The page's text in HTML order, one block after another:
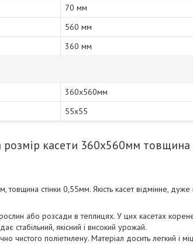
70 мм
560 мм
360 мм
360х560мм
55х55
касети 360х560мм товщина
стінки 0,55мм. Якість касет відмінне, дуже
або розсади в теплицях. У цих касетах
стабільний, якісний і високий урожай.
чистого поліетилену. Матеріал досить легкий і